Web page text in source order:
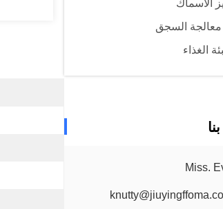
الأسماك
السجق
الغذاء
Miss.